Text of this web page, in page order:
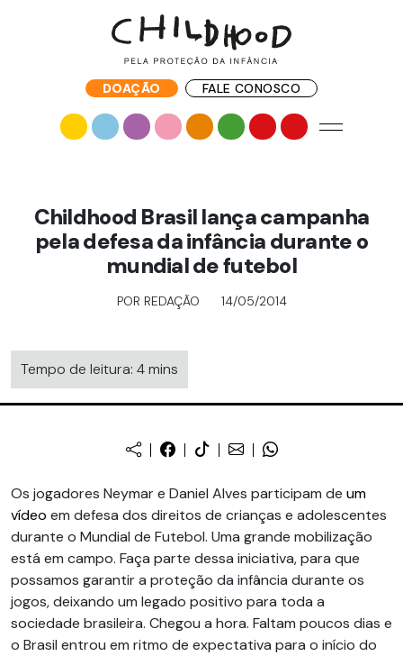
DOAÇÃO FALE CONOSCO
Childhood Brasil lança campanha
pela defesa da infância durante o
mundial de futebol
POR REDAÇÃO 14/05/2014
Tempo de leitura: 4 mins
Os jogadores Neymar e Daniel Alves participam de um
vídeo em defesa dos direitos de crianças e adolescentes
durante o Mundial de Futebol. Uma grande mobilização
está em campo. Faça parte dessa iniciativa, para que
possamos garantir a proteção da infância durante os
jogos, deixando um legado positivo para toda a
sociedade brasileira. Chegou a hora. Faltam poucos dias e
o Brasil entrou em ritmo de expectativa para o início do